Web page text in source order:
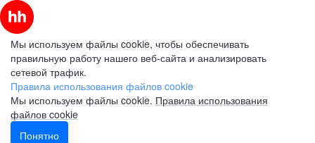
Мы используем файлы cookie, чтобы обеспечивать
правильную работу нашего веб-сайта и анализировать
сетевой трафик.
Правила использования файлов cookie
Мы используем файлы cookie. Правила использования
файлов cookie
Понятно